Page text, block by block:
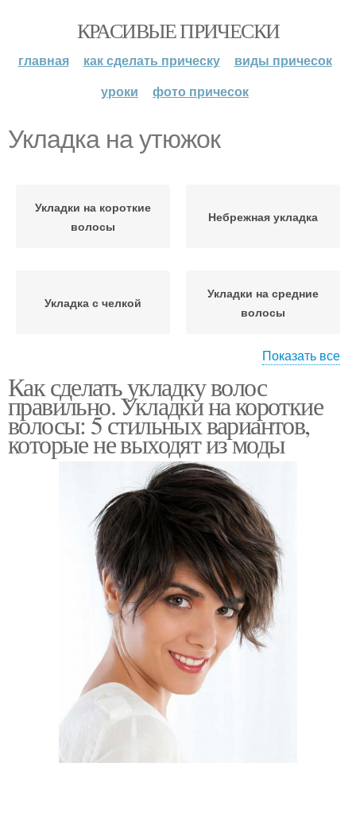
КРАСИВЫЕ ПРИЧЕСКИ
главная как сделать прическу
виды причесок
уроки
фото причесок
Укладка на утюжок
Укладки на короткие
волосы
Небрежная укладка
Укладка с челкой
Укладки на средние
волосы
Укладка в технике Красивая укладка
Укладка на короткие
Домашние укладки
Дерзкая укладка
Утюжок на средние
волосы
Утюжок в домашних
условиях
Утюжок на короткие
волосы
Показать все
Как сделать укладку волос
правильно. Укладки на короткие
волосы: 5 стильных вариантов,
которые не выходят из моды